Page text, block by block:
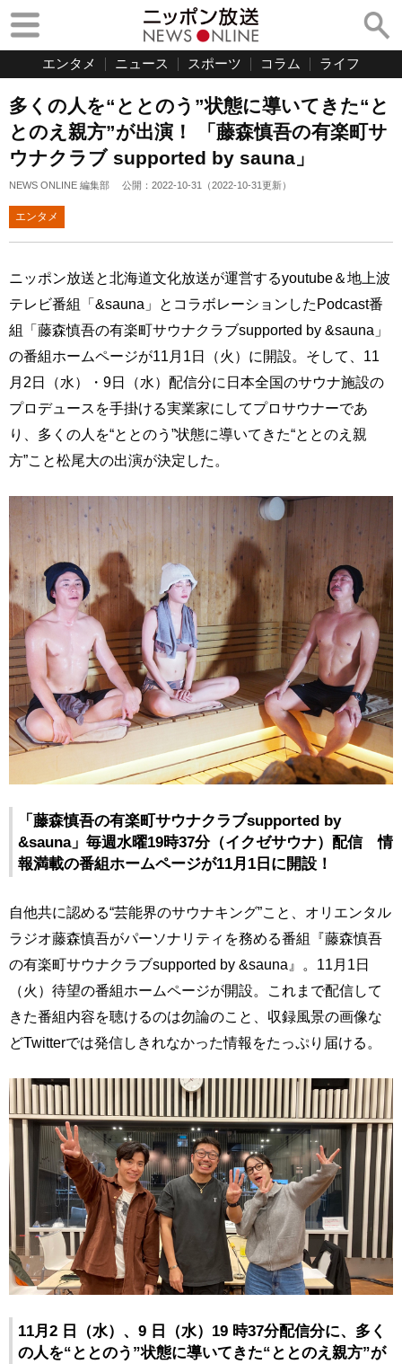
エンタメ ニュース スポーツ コラム ライフ
多くの人を“ととのう”状態に導いてきた“と
とのえ親方”が出演！ 「藤森慎吾の有楽町サ
ウナクラブ supported by sauna」
NEWS ONLINE 編集部 公開： 2022-10-31 （2022-10-31更新）
エンタメ
ニッポン放送と北海道文化放送が運営するyoutube＆地上波
テレビ番組「&sauna」とコラボレーションしたPodcast番
組「藤森慎吾の有楽町サウナクラブsupported by &sauna」
の番組ホームページが11月1日（火）に開設。そして、11
月2日（水）・9日（水）配信分に日本全国のサウナ施設の
プロデュースを手掛ける実業家にしてプロサウナーであ
り、多くの人を“ととのう”状態に導いてきた“ととのえ親
方”こと松尾大の出演が決定した。
「藤森慎吾の有楽町サウナクラブsupported by
&sauna」毎週水曜19時37分（イクゼサウナ）配信 情
報満載の番組ホームページが11月1日に開設！
自他共に認める“芸能界のサウナキング”こと、オリエンタル
ラジオ藤森慎吾がパーソナリティを務める番組『藤森慎吾
の有楽町サウナクラブsupported by &sauna』。11月1日
（火）待望の番組ホームページが開設。これまで配信して
きた番組内容を聴けるのは勿論のこと、収録風景の画像な
どTwitterでは発信しきれなかった情報をたっぷり届ける。
11月2 日（水）、9 日（水）19 時37分配信分に、多く
の人を“ととのう”状態に導いてきた“ととのえ親方”が